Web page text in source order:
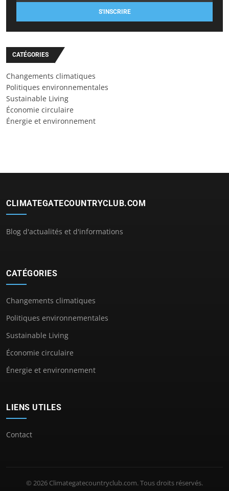
S'INSCRIRE
CATÉGORIES
Changements climatiques
Politiques environnementales
Sustainable Living
Économie circulaire
Énergie et environnement
CLIMATEGATECOUNTRYCLUB.COM
Blog d'actualités et d'informations
CATÉGORIES
Changements climatiques
Politiques environnementales
Sustainable Living
Économie circulaire
Énergie et environnement
LIENS UTILES
Contact
© 2026 Climategatecountryclub.com. Tous droits réservés.